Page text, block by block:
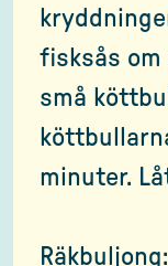
fisksås om
små
minuter.
Räkbuljong: